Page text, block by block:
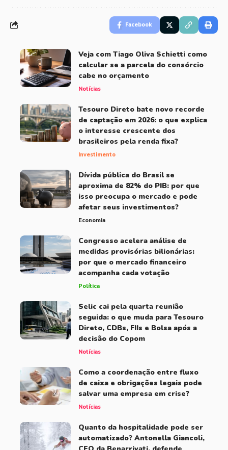
Facebook
Veja com Tiago Oliva Schietti como
calcular se a parcela do consórcio
cabe no orçamento
Notícias
Tesouro Direto bate novo recorde
de captação em 2026: o que explica
o interesse crescente dos
brasileiros pela renda fixa?
Investimento
Dívida pública do Brasil se
aproxima de 82% do PIB: por que
isso preocupa o mercado e pode
afetar seus investimentos?
Economia
Congresso acelera análise de
medidas provisórias bilionárias:
por que o mercado financeiro
acompanha cada votação
Política
Selic cai pela quarta reunião
seguida: o que muda para Tesouro
Direto, CDBs, FIIs e Bolsa após a
decisão do Copom
Notícias
Como a coordenação entre fluxo
de caixa e obrigações legais pode
salvar uma empresa em crise?
Notícias
Quanto da hospitalidade pode ser
automatizado? Antonella Giancoli,